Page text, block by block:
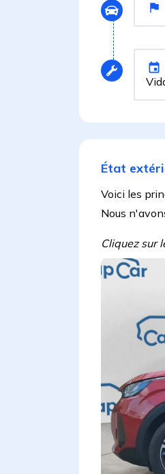
État
Voici les
Nous
Cliquez sur